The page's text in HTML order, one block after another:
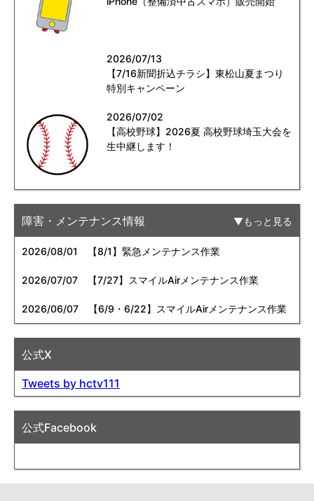
2026/07/13
【7/16新聞折込チラシ】東松山夏まつり
特別キャンペーン
2026/07/02
【高校野球】2026夏 高校野球埼玉大会を
生中継します！
障害・メンテナンス情報 もっと見る
2026/08/01 【8/1】緊急メンテナンス作業
2026/07/07 【7/27】スマイルAirメンテナンス作業
2026/06/07 【6/9・6/22】スマイルAirメンテナンス作業
公式X
Tweets by hctv111
公式Facebook